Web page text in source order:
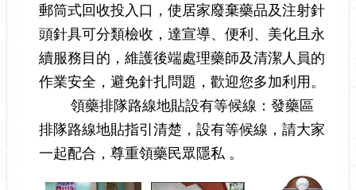
郵筒式回收投入口，使居家廢棄藥品及注射針
頭針具可分類檢收，達宣導、便利、美化且永
續服務目的，維護後端處理藥師及清潔人員的
作業安全，避免針扎問題，歡迎您多加利用。
領藥排隊路線地貼設有等候線：發藥區
排隊路線地貼指引清楚，設有等候線，請大家
一起配合，尊重領藥民眾隱私 。